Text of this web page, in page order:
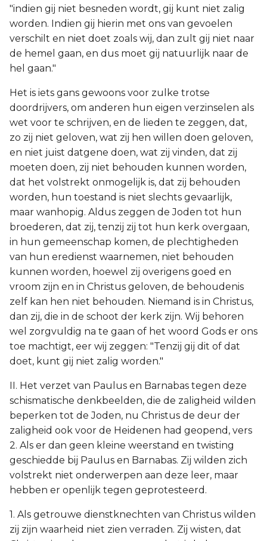
"indien gij niet besneden wordt, gij kunt niet zalig
worden. Indien gij hierin met ons van gevoelen
verschilt en niet doet zoals wij, dan zult gij niet naar
de hemel gaan, en dus moet gij natuurlijk naar de
hel gaan."
Het is iets gans gewoons voor zulke trotse
doordrijvers, om anderen hun eigen verzinselen als
wet voor te schrijven, en de lieden te zeggen, dat,
zo zij niet geloven, wat zij hen willen doen geloven,
en niet juist datgene doen, wat zij vinden, dat zij
moeten doen, zij niet behouden kunnen worden,
dat het volstrekt onmogelijk is, dat zij behouden
worden, hun toestand is niet slechts gevaarlijk,
maar wanhopig. Aldus zeggen de Joden tot hun
broederen, dat zij, tenzij zij tot hun kerk overgaan,
in hun gemeenschap komen, de plechtigheden
van hun eredienst waarnemen, niet behouden
kunnen worden, hoewel zij overigens goed en
vroom zijn en in Christus geloven, de behoudenis
zelf kan hen niet behouden. Niemand is in Christus,
dan zij, die in de schoot der kerk zijn. Wij behoren
wel zorgvuldig na te gaan of het woord Gods er ons
toe machtigt, eer wij zeggen: "Tenzij gij dit of dat
doet, kunt gij niet zalig worden."
II. Het verzet van Paulus en Barnabas tegen deze
schismatische denkbeelden, die de zaligheid wilden
beperken tot de Joden, nu Christus de deur der
zaligheid ook voor de Heidenen had geopend, vers
2. Als er dan geen kleine weerstand en twisting
geschiedde bij Paulus en Barnabas. Zij wilden zich
volstrekt niet onderwerpen aan deze leer, maar
hebben er openlijk tegen geprotesteerd.
1. Als getrouwe dienstknechten van Christus wilden
zij zijn waarheid niet zien verraden. Zij wisten, dat